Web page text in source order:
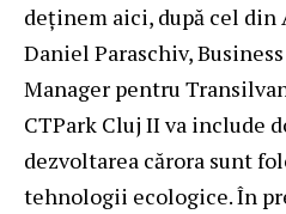
deținem aici, după cel din
Daniel Paraschiv,
Manager pentru
CTPark Cluj II va include
dezvoltarea cărora sunt
tehnologii ecologice. În